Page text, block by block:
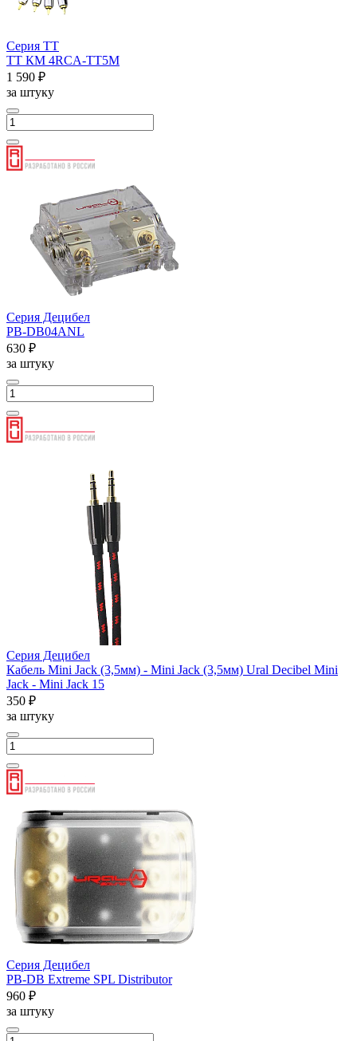
Серия ТТ
ТТ КМ 4RCA-ТТ5М
1 590 ₽
за штуку
Серия Децибел
PB-DB04ANL
630 ₽
за штуку
Серия Децибел
Кабель Mini Jack (3,5мм) - Mini Jack (3,5мм) Ural Decibel Mini
Jack - Mini Jack 15
350 ₽
за штуку
Серия Децибел
PB-DB Extreme SPL Distributor
960 ₽
за штуку